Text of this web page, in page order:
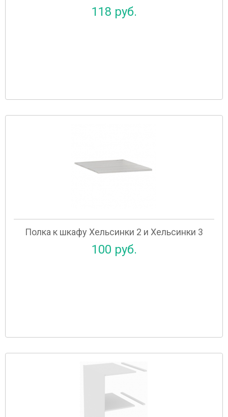
118 руб.
Полка к шкафу Хельсинки 2 и Хельсинки 3
100 руб.